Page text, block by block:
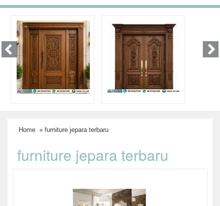
Home » furniture jepara terbaru
furniture jepara terbaru